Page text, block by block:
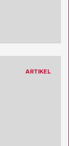
ARTIKEL